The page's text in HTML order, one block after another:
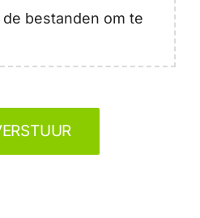
bestanden om te